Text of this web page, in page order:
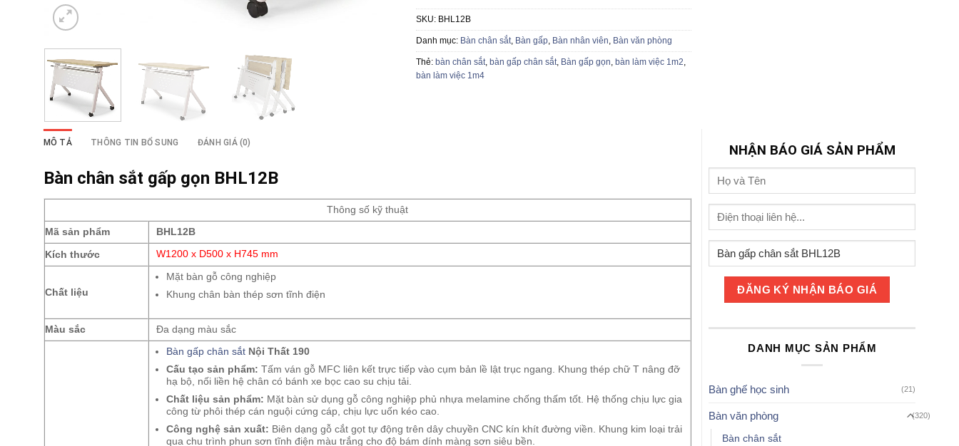
SKU: BHL12B
Danh mục: Bàn chân sắt, Bàn gấp, Bàn nhân viên, Bàn văn phòng
Thẻ: bàn chân sắt, bàn gấp chân sắt, Bàn gấp gọn, bàn làm việc 1m2,
bàn làm việc 1m4
MÔ TẢ THÔNG TIN BỔ SUNG ĐÁNH GIÁ (0)
Bàn chân sắt gấp gọn BHL12B
Thông số kỹ thuật
Mã sản phẩm BHL12B
Kích thước W1200 x D500 x H745 mm
Chất liệu
Mặt bàn gỗ công nghiệp
Khung chân bàn thép sơn tĩnh điện
Màu sắc Đa dạng màu sắc
Bàn gấp chân sắt Nội Thất 190
Cấu tạo sản phẩm: Tấm ván gỗ MFC liên kết trực tiếp vào cụm bản lề lật trục ngang. Khung thép chữ T nâng đỡ
hạ bộ, nối liền hệ chân có bánh xe bọc cao su chịu tải.
Chất liệu sản phẩm: Mặt bàn sử dụng gỗ công nghiệp phủ nhựa melamine chống thấm tốt. Hệ thống chịu lực gia
công từ phôi thép cán nguội cứng cáp, chịu lực uốn kéo cao.
Công nghệ sản xuất: Biên dạng gỗ cắt gọt tự động trên dây chuyền CNC kín khít đường viền. Khung kim loại trải
qua chu trình phun sơn tĩnh điện màu trắng cho độ bám dính màng sơn siêu bền.
NHẬN BÁO GIÁ SẢN PHẨM
DANH MỤC SẢN PHẨM
Bàn ghế học sinh (21)
Bàn văn phòng (320)
Bàn chân sắt